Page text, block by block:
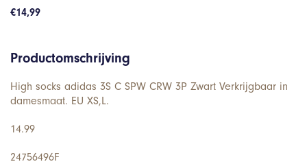
€14,99
Productomschrijving
High socks adidas 3S C SPW CRW 3P Zwart Verkrijgbaar in
damesmaat. EU XS,L.
14.99
24756496F